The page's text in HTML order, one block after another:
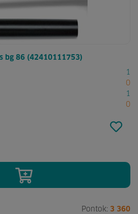
bg 86 (42410111753)
1
0
1
0
Pontok: 3 360